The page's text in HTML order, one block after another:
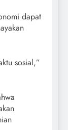
dapat
sosial,”